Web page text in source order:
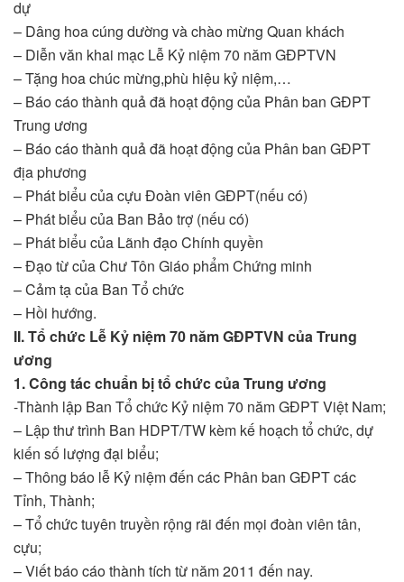
dự
– Dâng hoa cúng dường và chào mừng Quan khách
– Diễn văn khai mạc Lễ Kỷ niệm 70 năm GĐPTVN
– Tặng hoa chúc mừng,phù hiệu kỷ niệm,…
– Báo cáo thành quả đã hoạt động của Phân ban GĐPT
Trung ương
– Báo cáo thành quả đã hoạt động của Phân ban GĐPT
địa phương
– Phát biểu của cựu Đoàn viên GĐPT(nếu có)
– Phát biểu của Ban Bảo trợ (nếu có)
– Phát biểu của Lãnh đạo Chính quyền
– Đạo từ của Chư Tôn Giáo phẩm Chứng minh
– Cảm tạ của Ban Tổ chức
– Hồi hướng.
II. Tổ chức Lễ Kỷ niệm 70 năm GĐPTVN của Trung
ương
1. Công tác chuẩn bị tổ chức của Trung ương
-Thành lập Ban Tổ chức Kỷ niệm 70 năm GĐPT Việt Nam;
– Lập thư trình Ban HDPT/TW kèm kế hoạch tổ chức, dự
kiến số lượng đại biểu;
– Thông báo lễ Kỷ niệm đến các Phân ban GĐPT các
Tỉnh, Thành;
– Tổ chức tuyên truyền rộng rãi đến mọi đoàn viên tân,
cựu;
– Viết báo cáo thành tích từ năm 2011 đến nay.